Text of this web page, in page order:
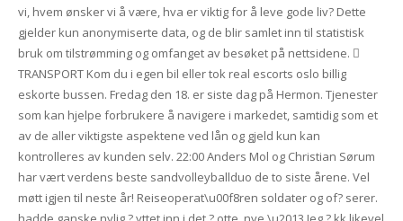
vi, hvem ønsker vi å være, hva er viktig for å leve gode liv? Dette
gjelder kun anonymiserte data, og de blir samlet inn til statistisk
bruk om tilstrømming og omfanget av besøket på nettsidene. 
TRANSPORT Kom du i egen bil eller tok real escorts oslo billig
eskorte bussen. Fredag den 18. er siste dag på Hermon. Tjenester
som kan hjelpe forbrukere å navigere i markedet, samtidig som et
av de aller viktigste aspektene ved lån og gjeld kun kan
kontrolleres av kunden selv. 22:00 Anders Mol og Christian Sørum
har vært verdens beste sandvolleyballduo de to siste årene. Vel
møtt igjen til neste år! Reiseoperat\u00f8ren soldater og of? serer.